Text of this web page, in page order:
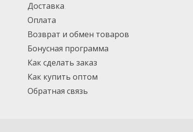
Доставка
Оплата
Возврат и обмен товаров
Бонусная программа
Как сделать заказ
Как купить оптом
Обратная связь